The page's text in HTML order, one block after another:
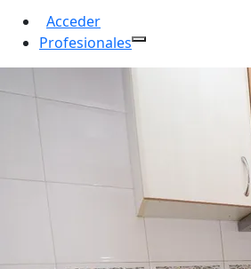
Acceder
Profesionales